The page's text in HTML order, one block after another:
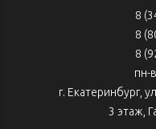
8
8
8
пн-
г. Екатеринбург,
3 этаж,